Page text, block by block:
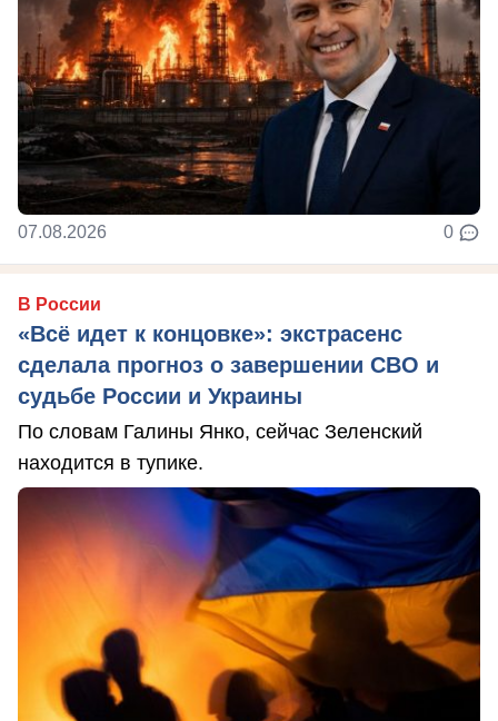
07.08.2026 0
В России
«Всё идет к концовке»: экстрасенс
сделала прогноз о завершении СВО и
судьбе России и Украины
По словам Галины Янко, сейчас Зеленский
находится в тупике.